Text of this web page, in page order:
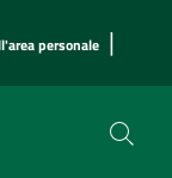
personale |